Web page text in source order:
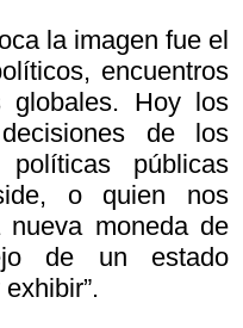
la imagen fue el
encuentros
globales. Hoy los
de los
públicas
o quien nos
moneda de
de un estado